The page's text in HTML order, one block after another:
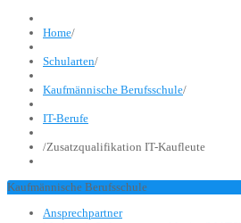
Home/
Schularten/
Kaufmännische Berufsschule/
IT-Berufe
/Zusatzqualifikation IT-Kaufleute
Kaufmännische Berufsschule
Ansprechpartner